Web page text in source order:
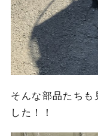
そんな部品たちも
した！！